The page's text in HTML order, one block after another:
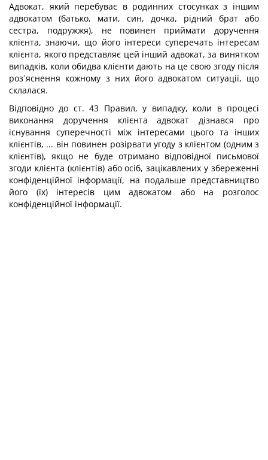
Адвокат, який перебуває в родинних стосунках з іншим
адвокатом (батько, мати, син, дочка, рідний брат або
сестра, подружжя), не повинен приймати доручення
клієнта, знаючи, що його інтереси суперечать інтересам
клієнта, якого представляє цей інший адвокат, за винятком
випадків, коли обидва клієнти дають на це свою згоду після
роз´яснення кожному з них його адвокатом ситуації, що
склалася.
Відповідно до ст. 43 Правил, у випадку, коли в процесі
виконання доручення клієнта адвокат дізнався про
існування суперечності між інтересами цього та інших
клієнтів, ... він повинен розірвати угоду з клієнтом (одним з
клієнтів), якщо не буде отримано відповідної письмової
згоди клієнта (клієнтів) або осіб, зацікавлених у збереженні
конфіденційної інформації, на подальше представництво
його (їх) інтересів цим адвокатом або на розголос
конфіденційної інформації.